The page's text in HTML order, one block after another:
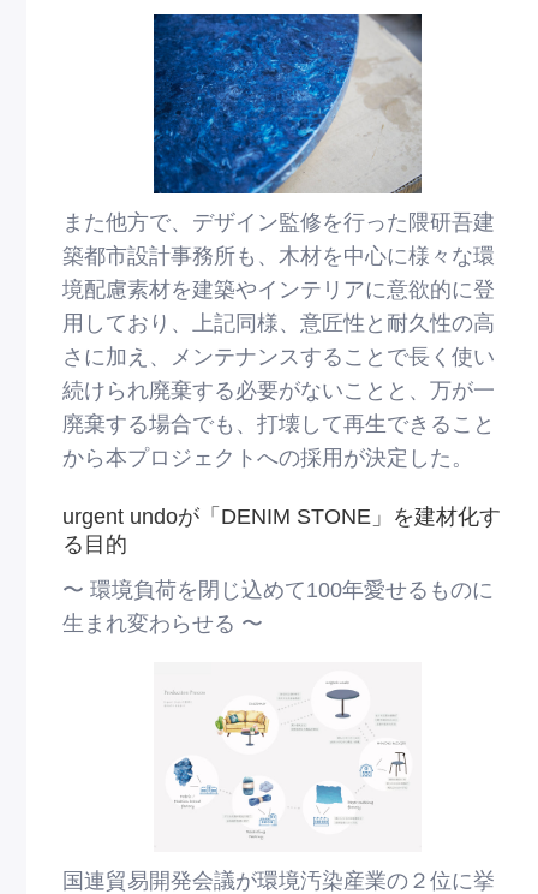
また他⽅で、デザイン監修を⾏った隈研吾建
築都市設計事務所も、⽊材を中⼼に様々な環
境配慮素材を建築やインテリアに意欲的に登
⽤しており、上記同様、意匠性と耐久性の⾼
さに加え、メンテナンスすることで⻑く使い
続けられ廃棄する必要がないことと、万が⼀
廃棄する場合でも、打壊して再⽣できること
から本プロジェクトへの採⽤が決定した。
urgent undoが「DENIM STONE」を建材化す
る⽬的
〜 環境負荷を閉じ込めて100年愛せるものに
⽣まれ変わらせる 〜
国連貿易開発会議が環境汚染産業の２位に挙